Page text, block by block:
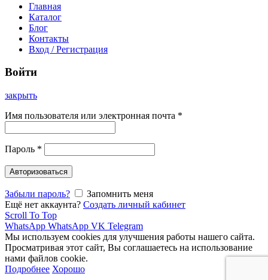
Главная
Каталог
Блог
Контакты
Вход / Регистрация
Войти
закрыть
Имя пользователя или электронная почта *
Пароль *
Авторизоваться
Забыли пароль?
Запомнить меня
Ещё нет аккаунта? Создать личный кабинет
Scroll To Top
WhatsApp WhatsApp VK Telegram
Мы используем cookies для улучшения работы нашего сайта.
Просматривая этот сайт, Вы соглашаетесь на использование
нами файлов cookie.
Подробнее Хорошо